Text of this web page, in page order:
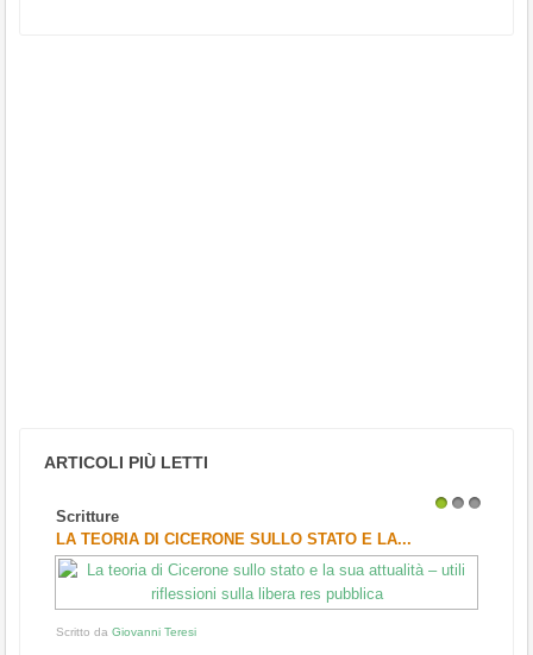
ARTICOLI PIÙ LETTI
Scritture
LA TEORIA DI CICERONE SULLO STATO E LA...
Scritto da Giovanni Teresi